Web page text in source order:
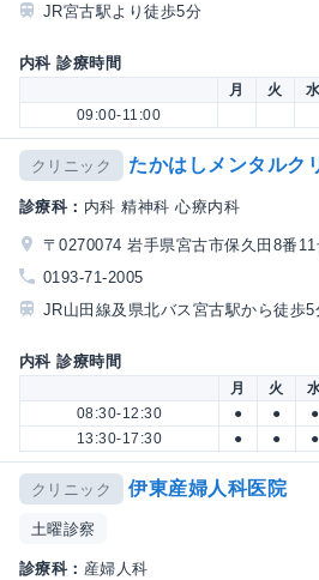
JR宮古駅より徒歩5分
内科 診療時間
月 火 水
09:00-11:00
クリニック たかはしメンタルク
診療科： 内科 精神科 心療内科
〒0270074 岩手県宮古市保久田8番11
0193-71-2005
JR山田線及県北バス宮古駅から徒歩5
内科 診療時間
月 火
08:30-12:30
● ● ●
13:30-17:30
● ● ●
クリニック 伊東産婦人科医院
土曜診察
診療科： 産婦人科